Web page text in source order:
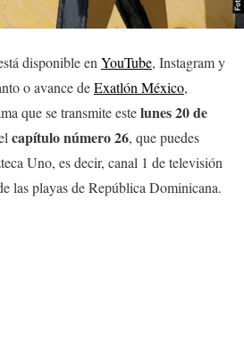
disponible en YouTube, Instagram y
o avance deExatlón México,
que se transmite estelunes 20de
capítulo número 26, que puedes
Uno, es decir, canal 1 de televisión
las playas de República Dominicana.